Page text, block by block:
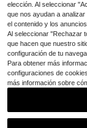
elección. Al seleccionar
que nos ayudan a
el contenido y los
Al seleccionar "Rechazar
que hacen que nuestro
configuración de tu
Para obtener más
configuraciones de
más información sobre